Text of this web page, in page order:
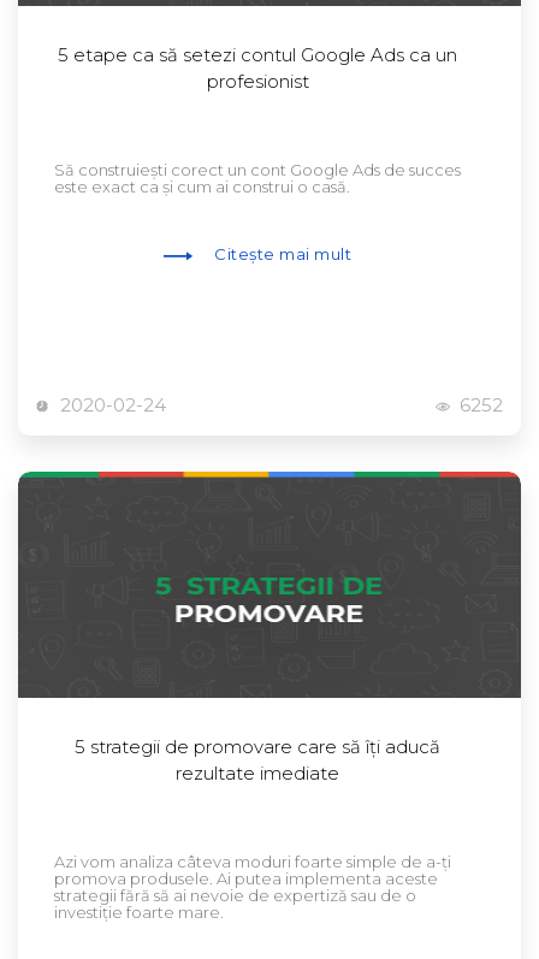
5 etape ca să setezi contul Google Ads ca un
profesionist
Să construiești corect un cont Google Ads de succes
este exact ca și cum ai construi o casă.
Citește mai mult
2020-02-24 6252
5 strategii de promovare care să îți aducă
rezultate imediate
Azi vom analiza câteva moduri foarte simple de a-ți
promova produsele. Ai putea implementa aceste
strategii fără să ai nevoie de expertiză sau de o
investiție foarte mare.